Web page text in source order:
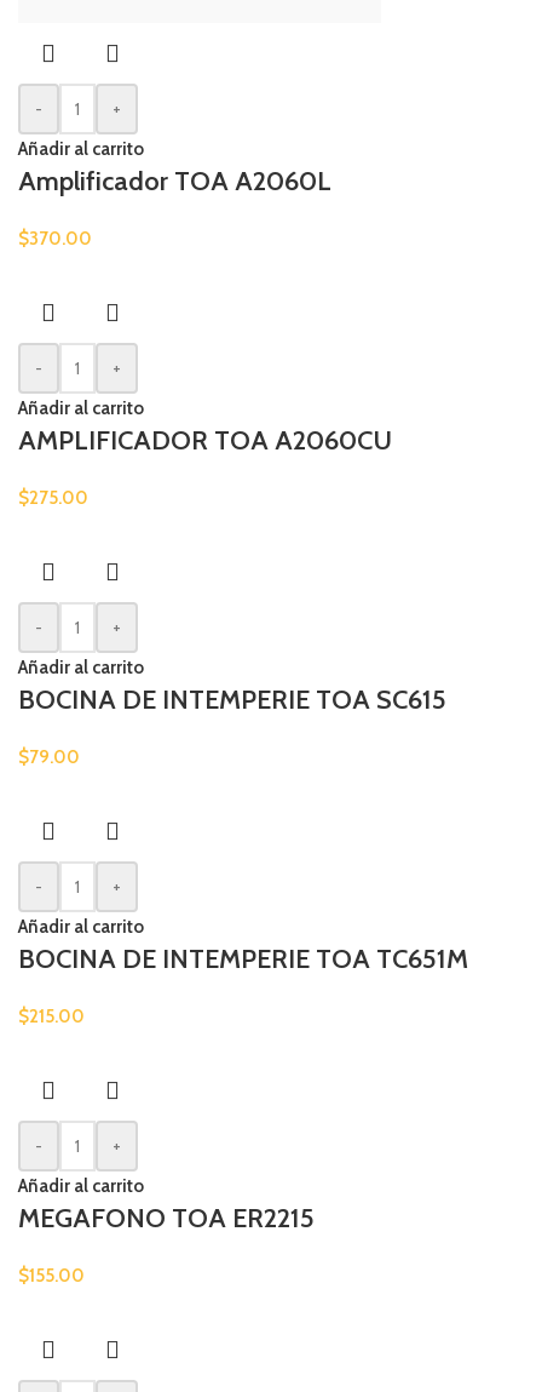
-
+
Añadir al carrito
Amplificador TOA A2060L
$370.00
-
+
Añadir al carrito
AMPLIFICADOR TOA A2060CU
$275.00
-
+
Añadir al carrito
BOCINA DE INTEMPERIE TOA SC615
$79.00
-
+
Añadir al carrito
BOCINA DE INTEMPERIE TOA TC651M
$215.00
-
+
Añadir al carrito
MEGAFONO TOA ER2215
$155.00